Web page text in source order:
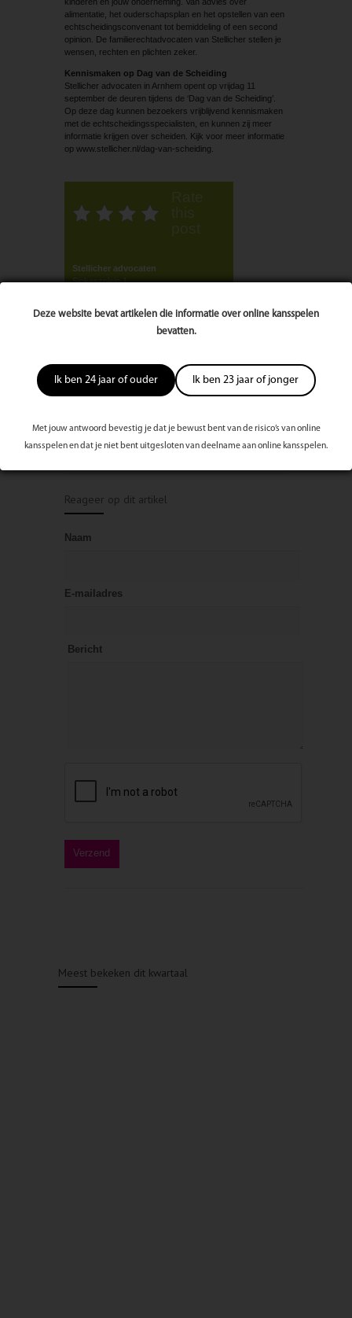
Deze website bevat artikelen die informatie over online kansspelen
bevatten.
Ik ben 24 jaar of ouder Ik ben 23 jaar of jonger
Met jouw antwoord bevestig je dat je bewust bent van de risico’s van online
kansspelen en dat je niet bent uitgesloten van deelname aan online kansspelen.
alimentatie, het ouderschapsplan en het opstellen van een
echtscheidingsconvenant tot bemiddeling of een second
opinion. De familierechtadvocaten van Stellicher stellen je
wensen, rechten en plichten zeker.
Kennismaken op Dag van de Scheiding
Stellicher advocaten in Arnhem opent op vrijdag 11
september de deuren tijdens de ‘Dag van de Scheiding’.
Op deze dag kunnen bezoekers vrijblijvend kennismaken
met de echtscheidingsspecialisten, en kunnen zij meer
informatie krijgen over scheiden. Kijk voor meer informatie
op www.stellicher.nl/dag-van-scheiding.
Stellicher advocaten
Sickeszplein 1
info@stellicheer.nl
Bekijk volledige publicatie/editie
Rate
post
2301 keer bekeken
Reageer op dit artikel
Naam
E-mailadres
Bericht
Meest bekeken dit kwartaal